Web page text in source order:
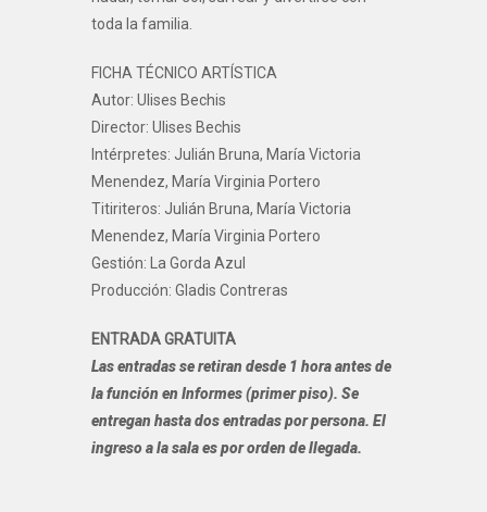
toda la familia.
FICHA TÉCNICO ARTÍSTICA
Autor: Ulises Bechis
Director: Ulises Bechis
Intérpretes: Julián Bruna, María Victoria
Menendez, María Virginia Portero
Titiriteros: Julián Bruna, María Victoria
Menendez, María Virginia Portero
Gestión: La Gorda Azul
Producción: Gladis Contreras
ENTRADA GRATUITA
Las entradas se retiran desde 1 hora antes de
la función en Informes (primer piso). Se
entregan hasta dos entradas por persona. El
ingreso a la sala es por orden de llegada.